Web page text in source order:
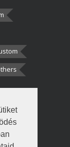
autót,